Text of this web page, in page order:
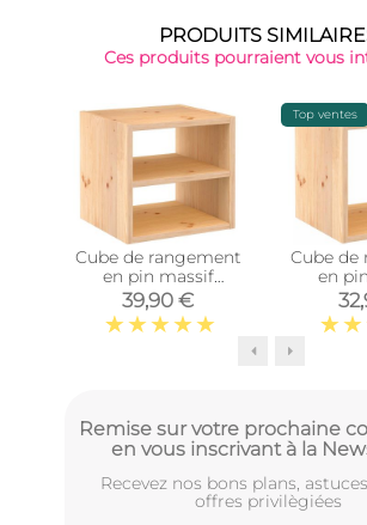
PRODUITS
Ces produits pourraient vous
Cube de rangement
en pin massif
Dinamic (Tablette
intermédiaire)
39,90 €
Top ventes
Cube de
en
Remise sur votre prochaine
en vous inscrivant à la
Recevez nos bons plans,
offres privilègiées